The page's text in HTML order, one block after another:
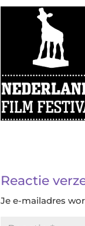
Reactie
Je e-mailadres